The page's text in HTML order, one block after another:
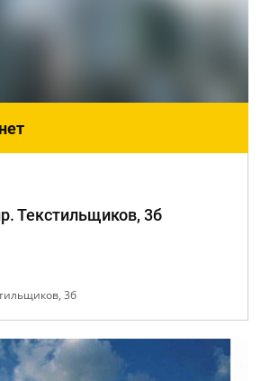
Текстильщиков, 3б
3б